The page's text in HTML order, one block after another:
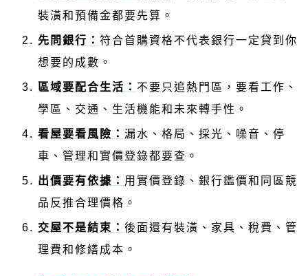
裝潢和預備金都要先算。
先問銀行： 符合首購資格不代表銀行一定貸到你
想要的成數。
區域要配合生活： 不要只追熱門區，要看工作、
學區、交通、生活機能和未來轉手性。
看屋要看風險： 漏水、格局、採光、噪音、停
車、管理和實價登錄都要查。
出價要有依據： 用實價登錄、銀行鑑價和同區競
品反推合理價格。
交屋不是結束： 後面還有裝潢、家具、稅費、管
理費和修繕成本。